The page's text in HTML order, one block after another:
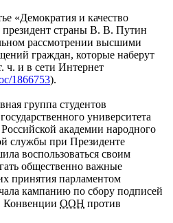
«Демократия и качество
президент страны В. В. Путин
рассмотрении высшими
граждан, которые наберут
ч. и в сети Интернет
1866753).
группа студентов
университета
академии народного
службы при Президенте
воспользоваться своим
общественно важные
принятия парламентом
кампанию по сбору подписей
Конвенции ООН против